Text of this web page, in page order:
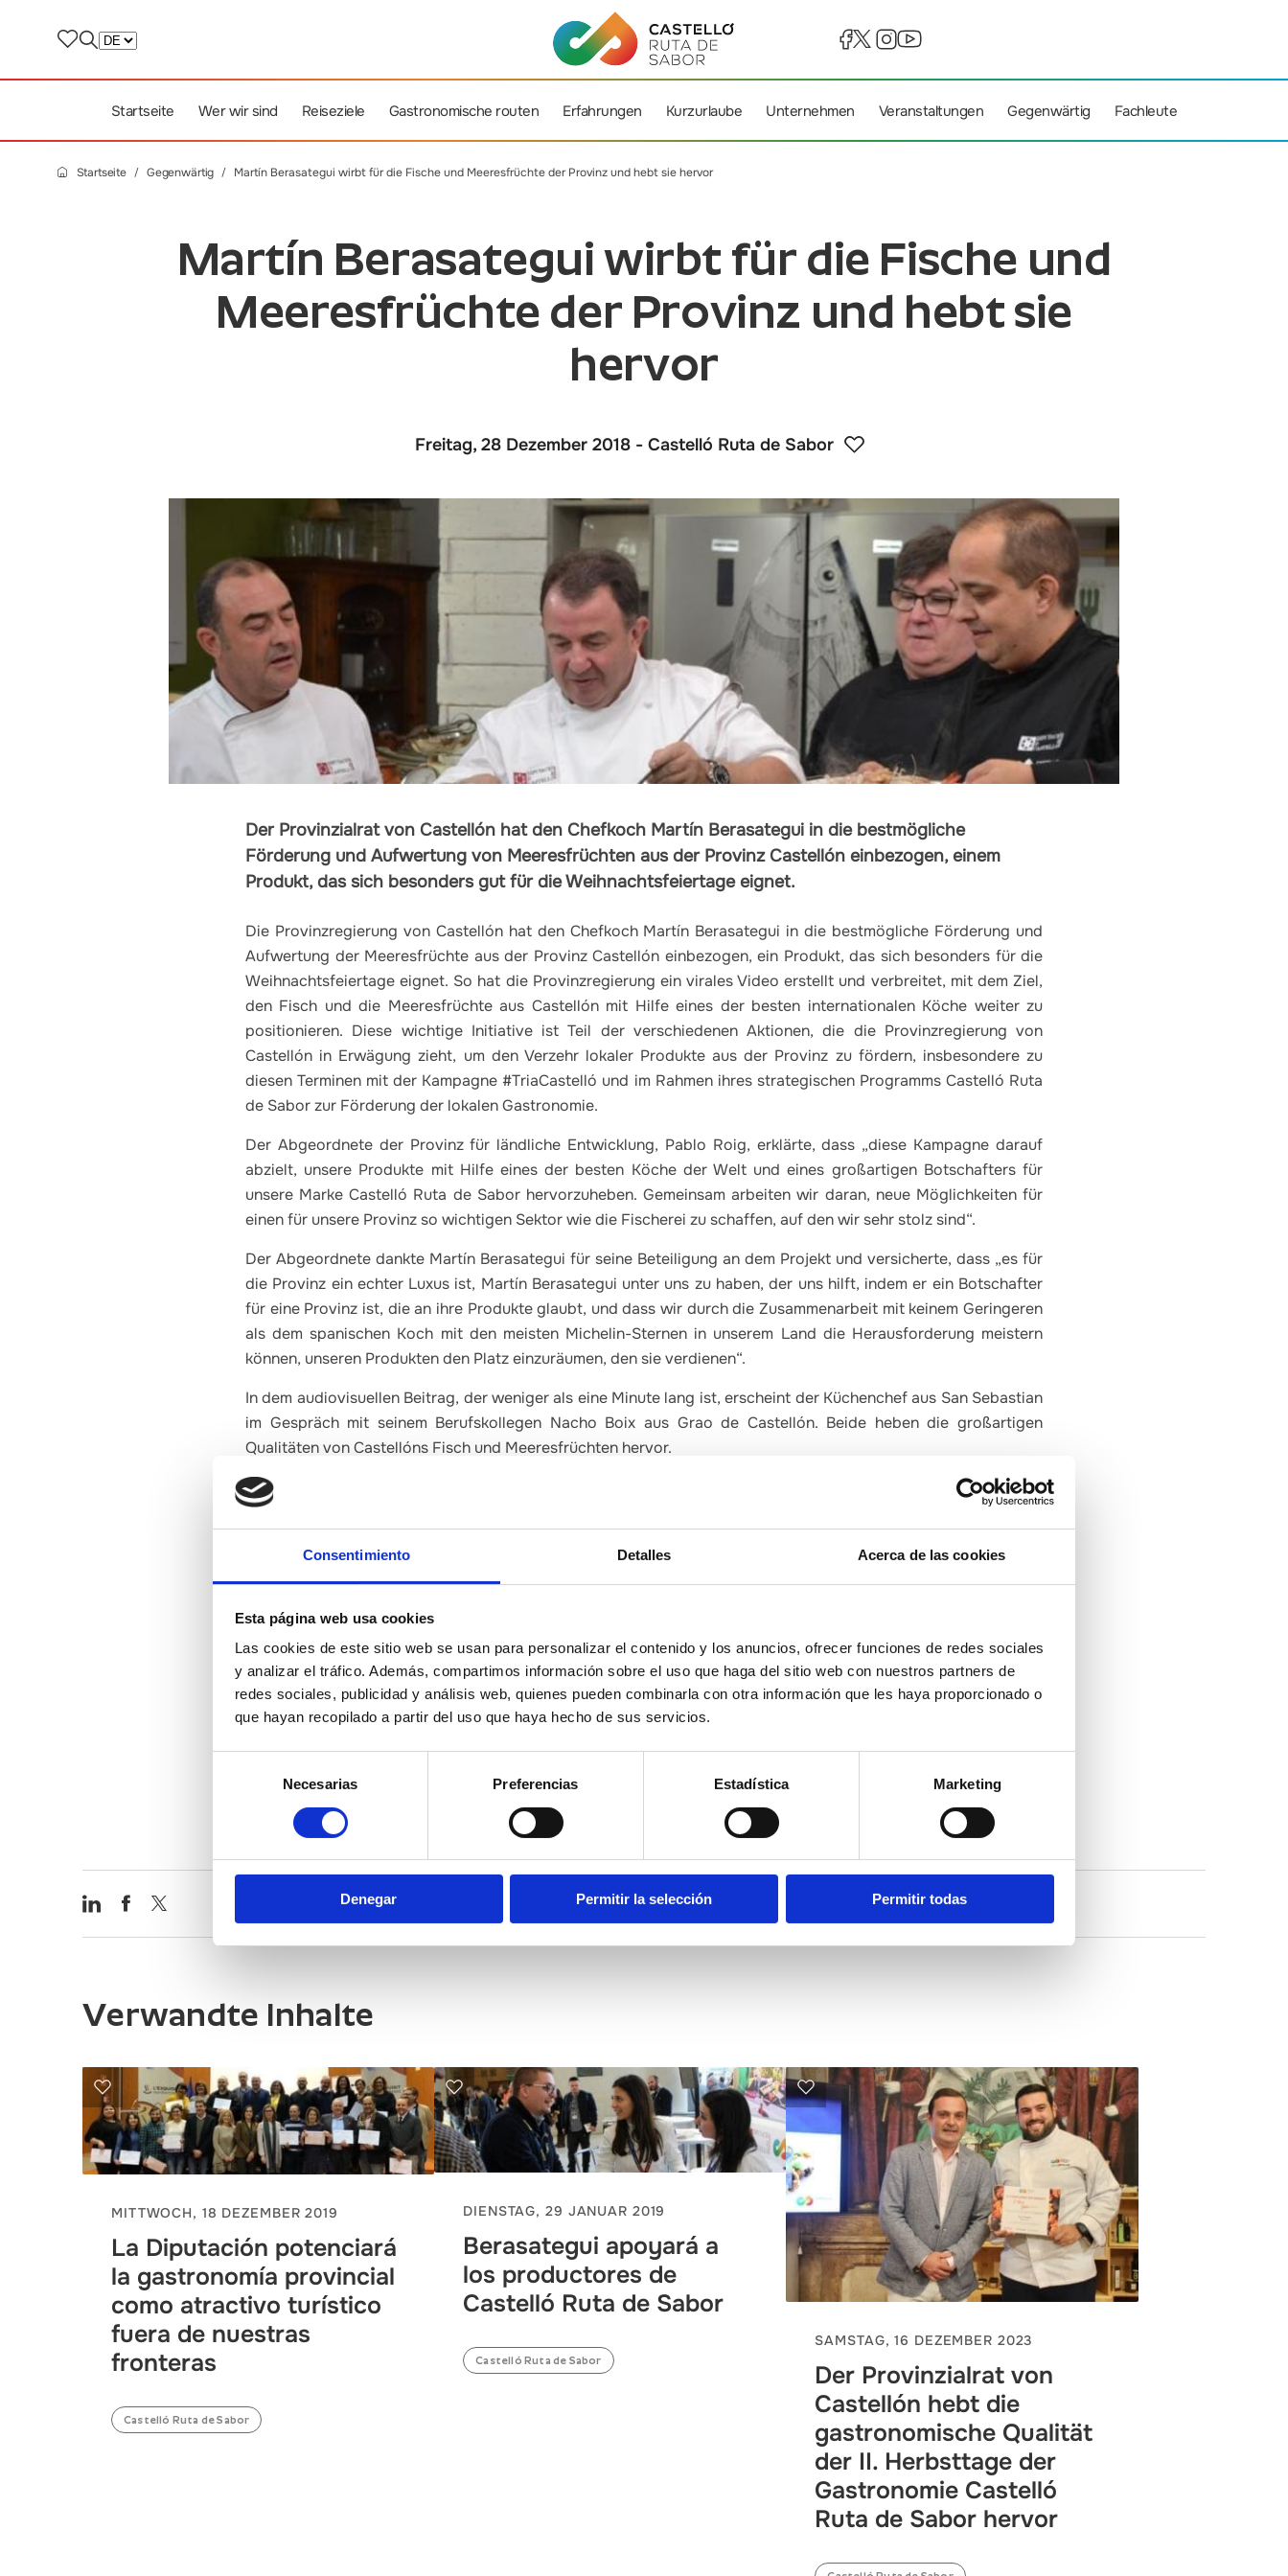
Consentimiento Detalles Acerca de las cookies
Esta página web usa cookies
Las cookies de este sitio web se usan para personalizar el contenido y los anuncios, ofrecer funciones de redes sociales
y analizar el tráfico. Además, compartimos información sobre el uso que haga del sitio web con nuestros partners de
redes sociales, publicidad y análisis web, quienes pueden combinarla con otra información que les haya proporcionado o
que hayan recopilado a partir del uso que haya hecho de sus servicios.
consentimiento
Necesarias Preferencias Estadística Marketing
Denegar Permitir la selección Permitir todas
Startseite Wer wir sind Reiseziele Gastronomische routen Erfahrungen Kurzurlaube Unternehmen Veranstaltungen Gegenwärtig Fachleute
Startseite Gegenwärtig Martín Berasategui wirbt für die Fische und Meeresfrüchte der Provinz und hebt sie hervor
Martín Berasategui wirbt für die Fische und
Meeresfrüchte der Provinz und hebt sie
hervor
Freitag, 28 Dezember 2018 - Castelló Ruta de Sabor
Der Provinzialrat von Castellón hat den Chefkoch Martín Berasategui in die bestmögliche
Förderung und Aufwertung von Meeresfrüchten aus der Provinz Castellón einbezogen, einem
Produkt, das sich besonders gut für die Weihnachtsfeiertage eignet.
Die Provinzregierung von Castellón hat den Chefkoch Martín Berasategui in die bestmögliche Förderung und
Aufwertung der Meeresfrüchte aus der Provinz Castellón einbezogen, ein Produkt, das sich besonders für die
Weihnachtsfeiertage eignet. So hat die Provinzregierung ein virales Video erstellt und verbreitet, mit dem Ziel,
den Fisch und die Meeresfrüchte aus Castellón mit Hilfe eines der besten internationalen Köche weiter zu
positionieren. Diese wichtige Initiative ist Teil der verschiedenen Aktionen, die die Provinzregierung von
Castellón in Erwägung zieht, um den Verzehr lokaler Produkte aus der Provinz zu fördern, insbesondere zu
diesen Terminen mit der Kampagne #TriaCastelló und im Rahmen ihres strategischen Programms Castelló Ruta
de Sabor zur Förderung der lokalen Gastronomie.
Der Abgeordnete der Provinz für ländliche Entwicklung, Pablo Roig, erklärte, dass „diese Kampagne darauf
abzielt, unsere Produkte mit Hilfe eines der besten Köche der Welt und eines großartigen Botschafters für
unsere Marke Castelló Ruta de Sabor hervorzuheben. Gemeinsam arbeiten wir daran, neue Möglichkeiten für
einen für unsere Provinz so wichtigen Sektor wie die Fischerei zu schaffen, auf den wir sehr stolz sind“.
Der Abgeordnete dankte Martín Berasategui für seine Beteiligung an dem Projekt und versicherte, dass „es für
die Provinz ein echter Luxus ist, Martín Berasategui unter uns zu haben, der uns hilft, indem er ein Botschafter
für eine Provinz ist, die an ihre Produkte glaubt, und dass wir durch die Zusammenarbeit mit keinem Geringeren
als dem spanischen Koch mit den meisten Michelin-Sternen in unserem Land die Herausforderung meistern
können, unseren Produkten den Platz einzuräumen, den sie verdienen“.
In dem audiovisuellen Beitrag, der weniger als eine Minute lang ist, erscheint der Küchenchef aus San Sebastian
im Gespräch mit seinem Berufskollegen Nacho Boix aus Grao de Castellón. Beide heben die großartigen
Qualitäten von Castellóns Fisch und Meeresfrüchten hervor.
Förderung des Konsums von Produkten aus der Provinz.
neuer Chancen für die Zukunft der Provinz bekannt zu machen und zu fördern. Diese Werbemaßnahmen werden
in der Weihnachtszeit noch intensiviert. In den vier Jahren ihres Bestehens ist es der Marke Ruta de Sabor der
Provinzregierung von Castelló gelungen, mehr als 100 Erzeuger aus 15 verschiedenen Bereichen der Agrar- und
Ernährungswirtschaft, zwei Herkunftsbezeichnungen, eine geschützte geografische Angabe und 6 Produkte mit
dem Label Naturpark zusammenzubringen. Die Marke ist in Geschäften, auf Messen, in Supermärkten und
großen Supermärkten in der Provinz und in Teilen Spaniens vertreten.
Verwandte Inhalte
MITTWOCH, 18 DEZEMBER 2019
La Diputación potenciará
la gastronomía provincial
como atractivo turístico
fuera de nuestras
fronteras
Castelló Ruta de Sabor
DIENSTAG, 29 JANUAR 2019
Berasategui apoyará a
los productores de
Castelló Ruta de Sabor
Castelló Ruta de Sabor
SAMSTAG, 16 DEZEMBER 2023
Der Provinzialrat von
Castellón hebt die
gastronomische Qualität
der II. Herbsttage der
Gastronomie Castelló
Ruta de Sabor hervor